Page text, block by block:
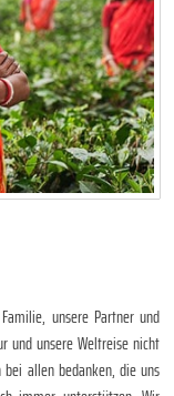
unsere Partner und
und unsere Weltreise nicht
allen bedanken, die uns